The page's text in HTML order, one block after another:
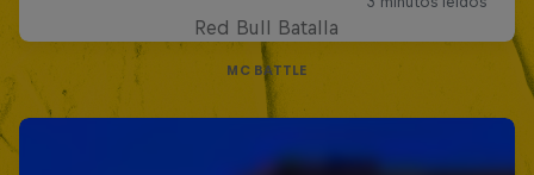
Red Bull Batalla
MC BATTLE